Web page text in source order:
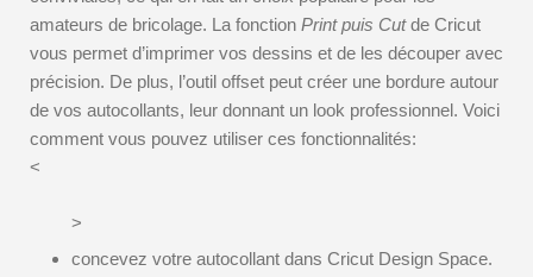
amateurs de bricolage. La fonction Print puis Cutde Cricut
vous permet d’imprimer vos dessins et de les découper avec
précision. De plus, l’outil offset peut créer une bordure autour
de vos autocollants, leur donnant un look professionnel. Voici
comment vous pouvez utiliser ces fonctionnalités:
<
>
concevez votre autocollant dans Cricut Design Space.